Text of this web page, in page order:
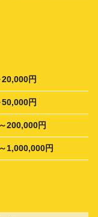
円
円
200,000円
1,000,000円